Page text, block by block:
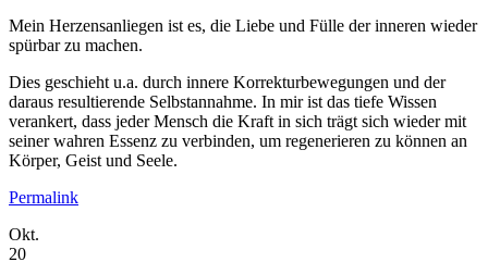
Mein Herzensanliegen ist es, die Liebe und Fülle der inneren wieder
spürbar zu machen.
Dies geschieht u.a. durch innere Korrekturbewegungen und der
daraus resultierende Selbstannahme. In mir ist das tiefe Wissen
verankert, dass jeder Mensch die Kraft in sich trägt sich wieder mit
seiner wahren Essenz zu verbinden, um regenerieren zu können an
Körper, Geist und Seele.
Permalink
Okt.
20